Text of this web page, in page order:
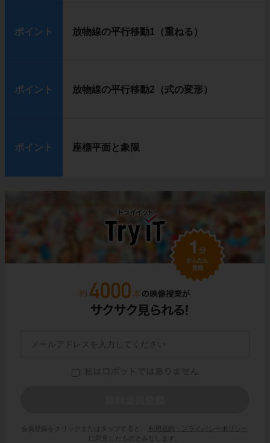
ポイント 放物線の平行移動1（重ねる）
ポイント 放物線の平行移動2（式の変形）
ポイント 座標平面と象限
会員登録をクリックまたはタップすると、
利用規約・プライバシーポリシー
に同意したものとみなします。